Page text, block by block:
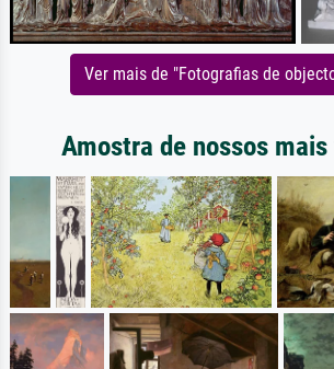
Ver mais de "Fotografias de
Amostra de nossos